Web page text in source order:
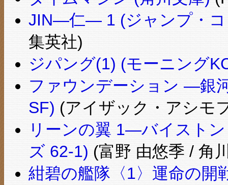
JIN―仁― 1 (ジャンプ・コ
集英社)
ジパング(1) (モーニング
ファウンデーション ―銀
SF) (アイザック・アシモ
リーンの翼 1―バイスト
ズ 62-1) (富野 由悠季 / 角
紺碧の艦隊〈1〉運命の開